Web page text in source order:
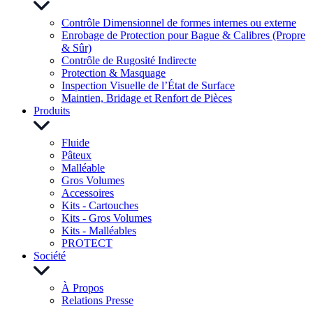
Contrôle Dimensionnel de formes internes ou externe
Enrobage de Protection pour Bague & Calibres (Propre
& Sûr)
Contrôle de Rugosité Indirecte
Protection & Masquage
Inspection Visuelle de l’État de Surface
Maintien, Bridage et Renfort de Pièces
Produits
Fluide
Pâteux
Malléable
Gros Volumes
Accessoires
Kits - Cartouches
Kits - Gros Volumes
Kits - Malléables
PROTECT
Société
À Propos
Relations Presse